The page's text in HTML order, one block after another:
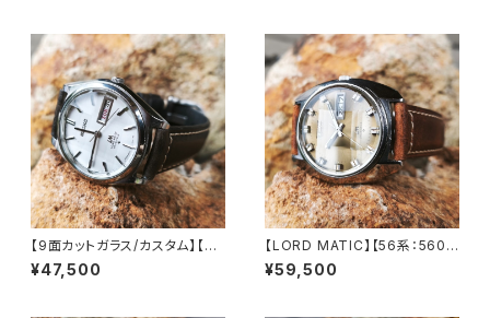
【9面カットガラス/カスタム】【LO
RD MATIC】【56系：5606-70
70】SEIKO/セイコーロードマチ
¥47,500
【LORD MATIC】【56系：5606
-7230】【9面カットグラス 新
品】SEIKO/セイコーロードマチ
¥59,500